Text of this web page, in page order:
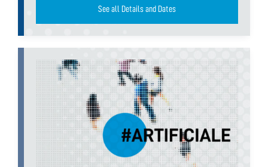
See all Details and Dates